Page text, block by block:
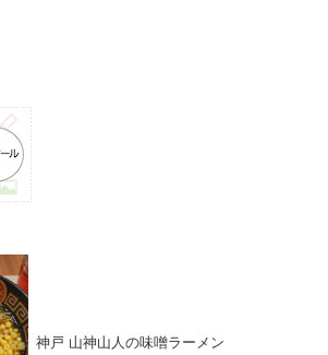
神戸 山神山人の味噌ラーメン